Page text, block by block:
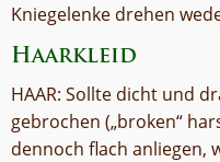
Kniegelenke drehen
Haarkleid
HAAR: Sollte dicht und
gebrochen („broken“
dennoch flach anliegen,